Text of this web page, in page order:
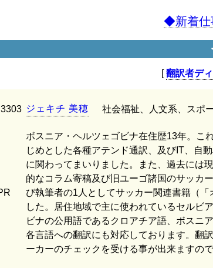
◆新着仕
[翻訳者デ
ジ ェ キチ 美穂 社会福祉、人文系、スポ
ボスニア・ヘルツェゴビナ在住歴13年。こ
じめとした各種アテンド通訳、及びIT、自
に関わってまいりました。また、過去には
的なコラム寄稿及び旧ユーゴ諸国のサッカ
び執筆者の1人としてサッカー関連書籍（
した。居住地域で主に使われているセルビ
ビナの公用語であるクロアチア語、ボスニ
各言語への翻訳にも対応しております。翻
ーカーのチェックを受ける事が出来ますの